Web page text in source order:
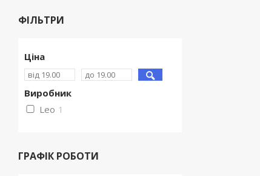
ФІЛЬТРИ
Ціна
Виробник
Leo 1
ГРАФІК РОБОТИ